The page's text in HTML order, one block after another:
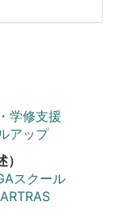
学修支援
アップ
スクール